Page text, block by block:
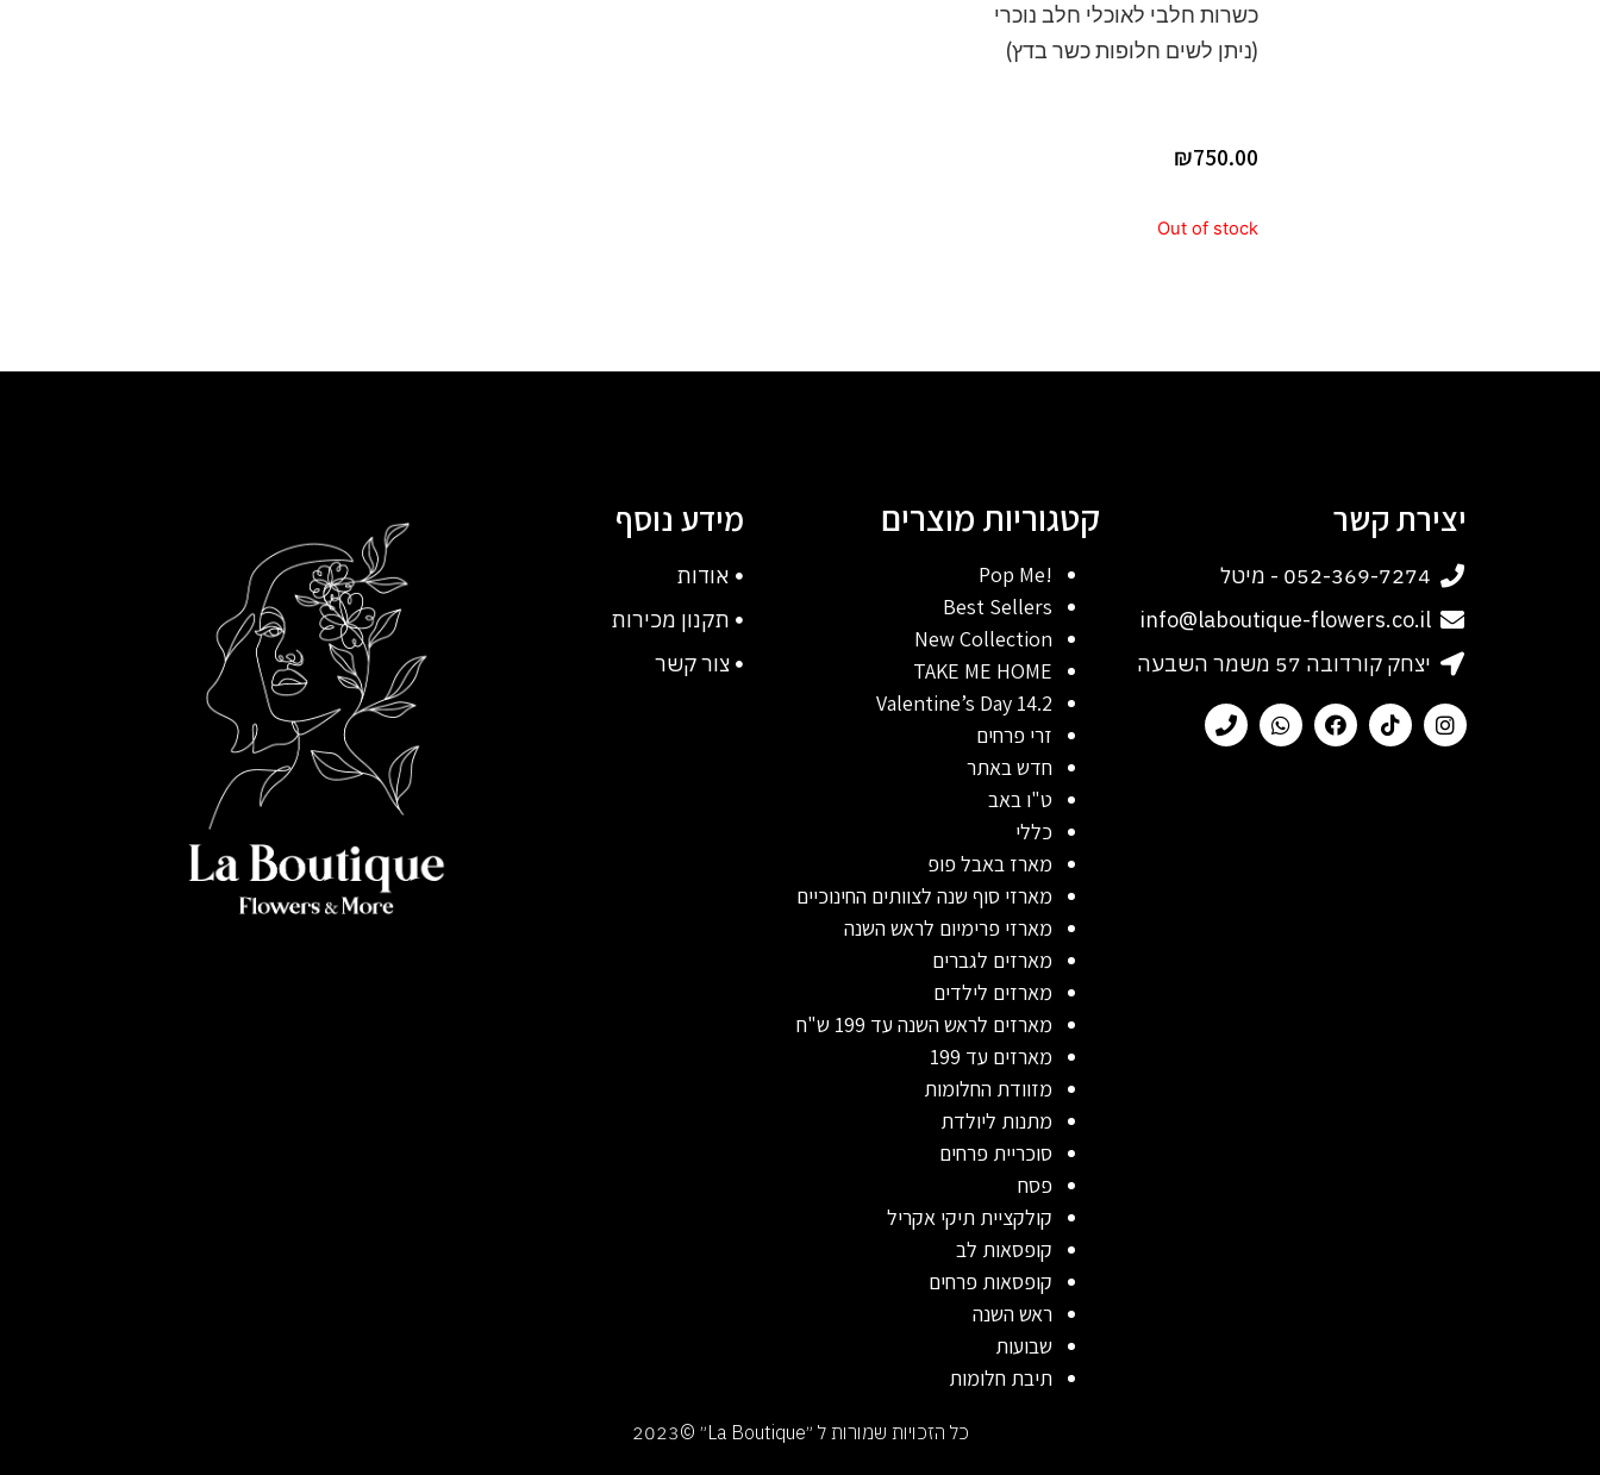
כשרות חלבי לאוכלי חלב נוכרי
(ניתן לשים חלופות כשר בדץ)
₪750.00
Out of stock
יצירת קשר
052-369-7274 - מיטל
info@laboutique-flowers.co.il
יצחק קורדובה 57 משמר השבעה
קטגוריות מוצרים
!Pop Me
Best Sellers
New Collection
TAKE ME HOME
Valentine’s Day 14.2
זרי פרחים
חדש באתר
ט"ו באב
כללי
מארז באבל פופ
מארזי סוף שנה לצוותים החינוכיים
מארזי פרימיום לראש השנה
מארזים לגברים
מארזים לילדים
מארזים לראש השנה עד 199 ש"ח
מארזים עד 199
מזוודת החלומות
מתנות ליולדת
סוכריית פרחים
פסח
קולקציית תיקי אקריל
קופסאות לב
קופסאות פרחים
ראש השנה
שבועות
תיבת חלומות
מידע נוסף
אודות
תקנון מכירות
צור קשר
כל הזכויות שמורות ל ״La Boutique״ ©2023